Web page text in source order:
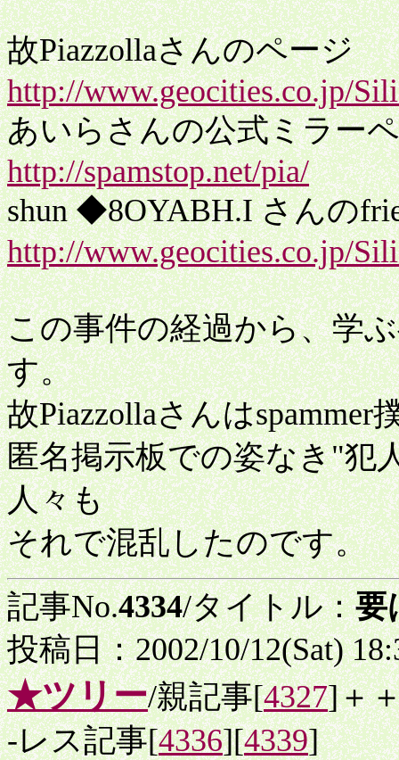
故Piazzollaさんのページ
http://www.geocities.co.jp/
あいらさんの公式ミラー
http://spamstop.net/pia/
shun ◆8OYABH.I さんの
http://www.geocities.co.jp/
この事件の経過から、学
す。
故Piazzollaさんは
匿名掲示板での姿なき"犯
人々も
それで混乱したのです。
記事No.4334/タイトル：要
投稿日：2002/10/12(Sat)
★ツリー/親記事[4327]＋
-レス記事[4336][4339]